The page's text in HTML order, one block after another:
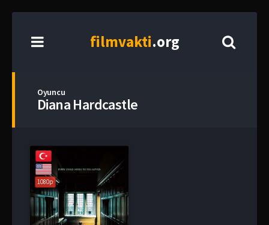
filmvakti.org
Oyuncu
Diana Hardcastle
1080p